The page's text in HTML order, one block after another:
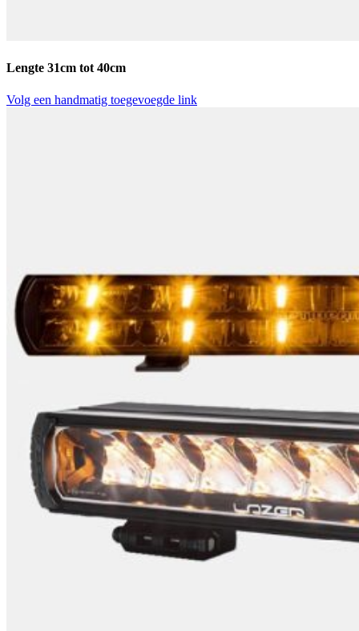
Lengte 31cm tot 40cm
Volg een handmatig toegevoegde link